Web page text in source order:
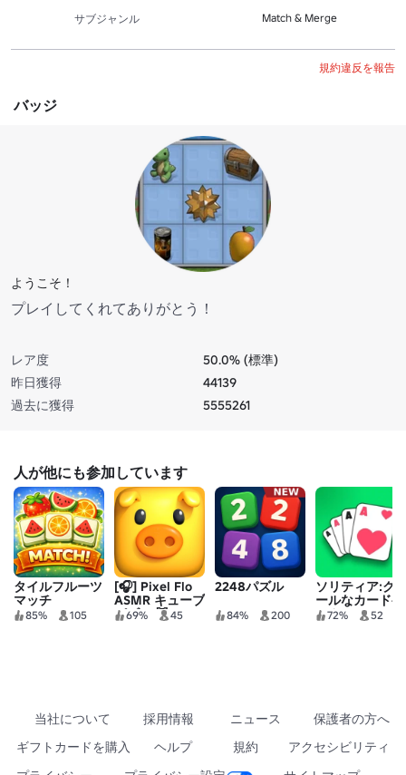
サブジャンル Match & Merge
規約違反を報告
バッジ
ようこそ！
プレイしてくれてありがとう！
レア度
50.0% (標準)
昨日獲得
44139
過去に獲得
5555261
人が他にも参加しています
タイルフルーツ
マッチ
85% 105
[🎧] Pixel Flo
ASMR キューブ
パズル 🐷
69% 45
2248パズル
84% 200
ソリティア:ク
ールなカードゲ
ーム♠️
72% 52
当社について 採用情報 ニュース
保護者の方へ
ギフトカードを購入
ヘルプ 規約
アクセシビリティ